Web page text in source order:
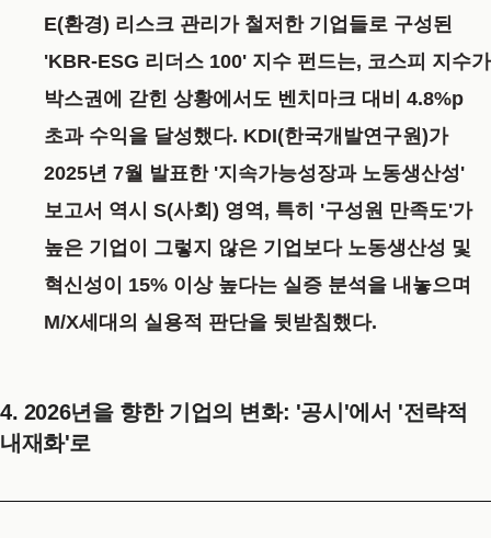
E(환경) 리스크 관리가 철저한 기업들로 구성된
'KBR-ESG 리더스 100' 지수 펀드는, 코스피 지수가
박스권에 갇힌 상황에서도 벤치마크 대비 4.8%p
초과 수익을 달성했다. KDI(한국개발연구원)가
2025년 7월 발표한 '지속가능성장과 노동생산성'
보고서 역시 S(사회) 영역, 특히 '구성원 만족도'가
높은 기업이 그렇지 않은 기업보다 노동생산성 및
혁신성이 15% 이상 높다는 실증 분석을 내놓으며
M/X세대의 실용적 판단을 뒷받침했다.
4. 2026년을 향한 기업의 변화: '공시'에서 '전략적
내재화'로